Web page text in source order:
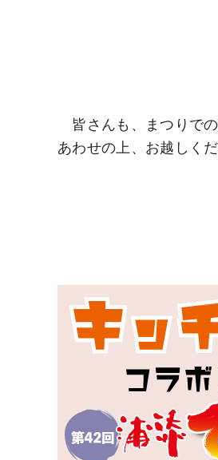
皆さんも、まつりで
あわせの上、お越しく